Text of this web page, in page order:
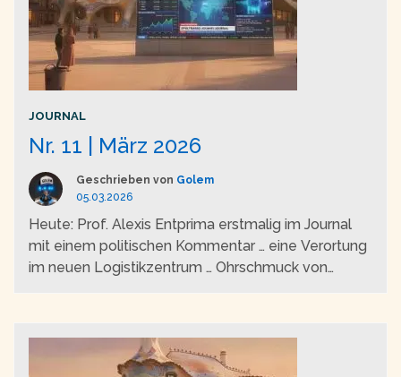
JOURNAL
Nr. 11 | März 2026
Geschrieben von Golem
05.03.2026
Heute: Prof. Alexis Entprima erstmalig im Journal
mit einem politischen Kommentar … eine Verortung
im neuen Logistikzentrum … Ohrschmuck von